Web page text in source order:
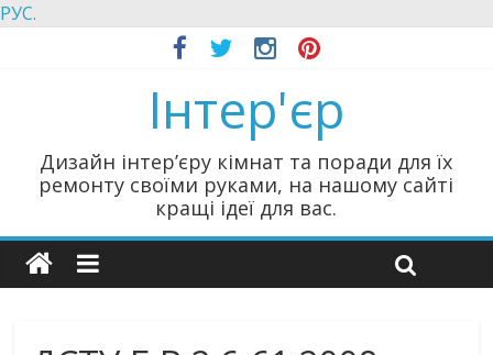
РУС.
Інтер'єр
Дизайн інтер’єру кімнат та поради для їх
ремонту своїми руками, на нашому сайті
кращі ідеї для вас.